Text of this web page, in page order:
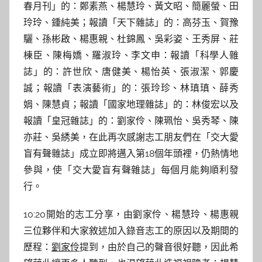
春月刊」的：鄭素燕、楊慧玲、黃文昭、簡麗螢、田
玲玲、鍾純美；報讀「天下雜誌」的：高芬玉、賀豫
驪、孫彬啟、楊惠親、杜錦鳳、吳彩姿、王秀屏、莊
棟臣、陳梅嬌、羅淑玲、李文申：報讀「科學人雜
誌」的：許世欣、唐健美、楊怡英、張淑潔、郭慶
誠；報讀「表演藝術」的：張玲珍、林瑱瑱、薛秀
娟、陳慧貞；報讀「國家地理雜誌」的：林俊宏以及
報讀「皇冠雜誌」的：劉家伶、陳珮怡、吳秀琴、陳
亦莊、吳綉美，在此再次感謝志工朋友們在「交大愛
盲有聲雜誌」成立即將邁入第18個年頭裡，仍熱情地
參與，使「交大愛盲有聲雜誌」每個月能夠順利發
行。
10:20開始的志工分享，由劉家伶、楊慧玲、楊惠親
三位夥伴和大家敘述加入錄音志工的原因以及期間的
歷程： 劉家伶提到，由於自己的聲音很好聽，因此希